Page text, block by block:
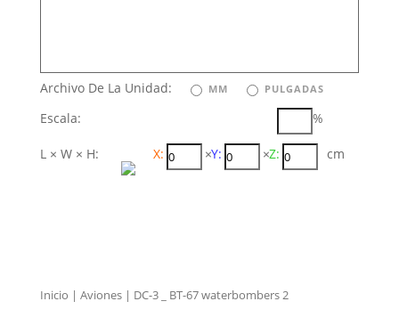
Archivo De La Unidad: MM PULGADAS
Escala: %
L × W × H: X: ×Y: ×Z: cm
Inicio | Aviones| DC-3 _ BT-67 waterbombers 2